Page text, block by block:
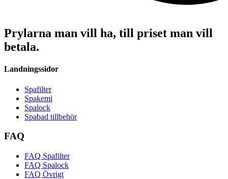
Prylarna man vill ha, till priset man vill
betala.
Landningssidor
Spafilter
Spakemi
Spalock
Spabad tillbehör
FAQ
FAQ Spafilter
FAQ Spalock
FAQ Övrigt